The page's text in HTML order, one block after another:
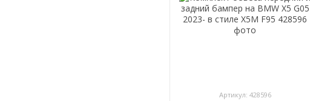
Артикул: 428596